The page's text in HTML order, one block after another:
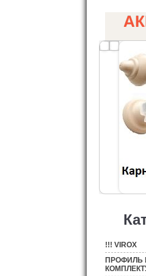
!!! VIROX
ПРОФИЛЬ